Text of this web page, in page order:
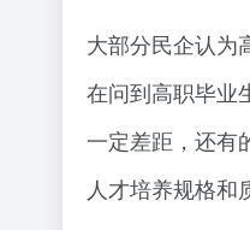
大部分民企认为
在问到高职毕业
一定差距，还有
人才培养规格和